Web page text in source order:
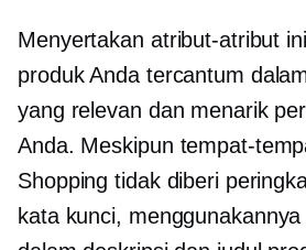
Menyertakan atribut-atribut
produk Anda tercantum
yang relevan dan menarik
Anda. Meskipun tempat-
Shopping tidak diberi
kata kunci,